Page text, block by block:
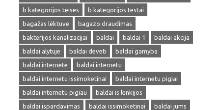
b kategorijos teises
b kategorijos testai
bagažas lėktuve
bagazo draudimas
bakterijos kanalizacijai
baldai baldai 1
baldai akcija
baldai alytuje
baldai deveti
baldai gamyba
baldai internete
baldai internetu
baldai internetu issimoketinai
baldai internetu pigiai
baldai internetu pigiau
baldai is lenkijos
baldai ispardavimas
baldai issimoketinai
baldai jums